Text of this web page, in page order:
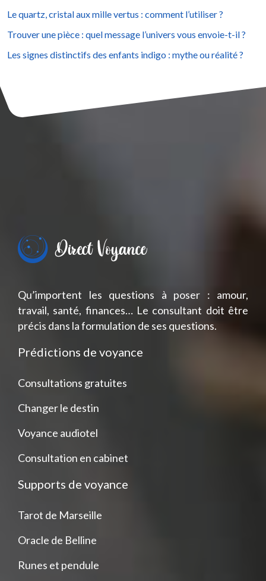
Le quartz, cristal aux mille vertus : comment l’utiliser ?
Trouver une pièce : quel message l’univers vous envoie-t-il ?
Les signes distinctifs des enfants indigo : mythe ou réalité ?
Qu’importent les questions à poser : amour,
travail, santé, finances… Le consultant doit être
précis dans la formulation de ses questions.
Prédictions de voyance
Consultations gratuites
Changer le destin
Voyance audiotel
Consultation en cabinet
Supports de voyance
Tarot de Marseille
Oracle de Belline
Runes et pendule